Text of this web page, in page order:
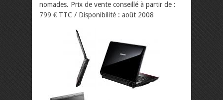
nomades. Prix de vente conseillé à partir de :
799 € TTC / Disponibilité : août 2008